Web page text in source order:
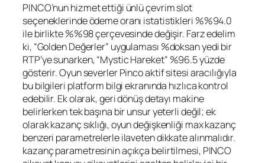
PINCO’nun hizmet ettiği ünlü çevrim slot
seçeneklerinde ödeme oranı istatistikleri %%94.0
ile birlikte %%98 çerçevesinde değişir. Farz edelim
ki, “Golden Değerler” uygulaması %doksan yedi bir
RTP’ye sunarken, “Mystic Hareket” %96.5 yüzde
gösterir. Oyun severler Pinco aktif sitesi aracılığıyla
bu bilgileri platform bilgi ekranında hızlıca kontrol
edebilir. Ek olarak, geri dönüş detayı makine
belirlerken tek başına bir unsur yeterli değil; ek
olarak kazanç sıklığı, oyun değişkenliği max kazanç
benzeri parametrelerle ilaveten dikkate alınmalıdır.
kazanç parametresinin açıkça belirtilmesi, PINCO